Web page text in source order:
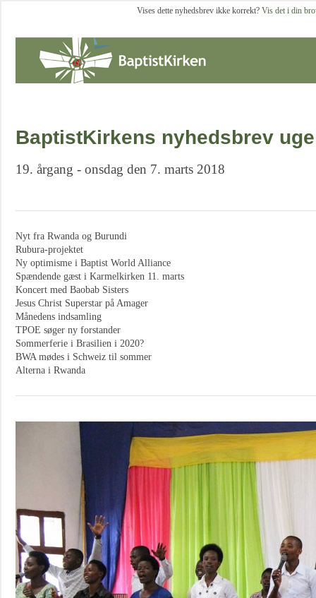
Vises dette nyhedsbrev ikke korrekt? Vis det i din
BaptistKirkens nyhedsbrev
19. årgang - onsdag den 7. marts 2018
Nyt fra Rwanda og Burundi
Rubura-projektet
Ny optimisme i Baptist World Alliance
Spændende gæst i Karmelkirken 11. marts
Koncert med Baobab Sisters
Jesus Christ Superstar på Amager
Månedens indsamling
TPOE søger ny forstander
Sommerferie i Brasilien i 2020?
BWA mødes i Schweiz til sommer
Alterna i Rwanda